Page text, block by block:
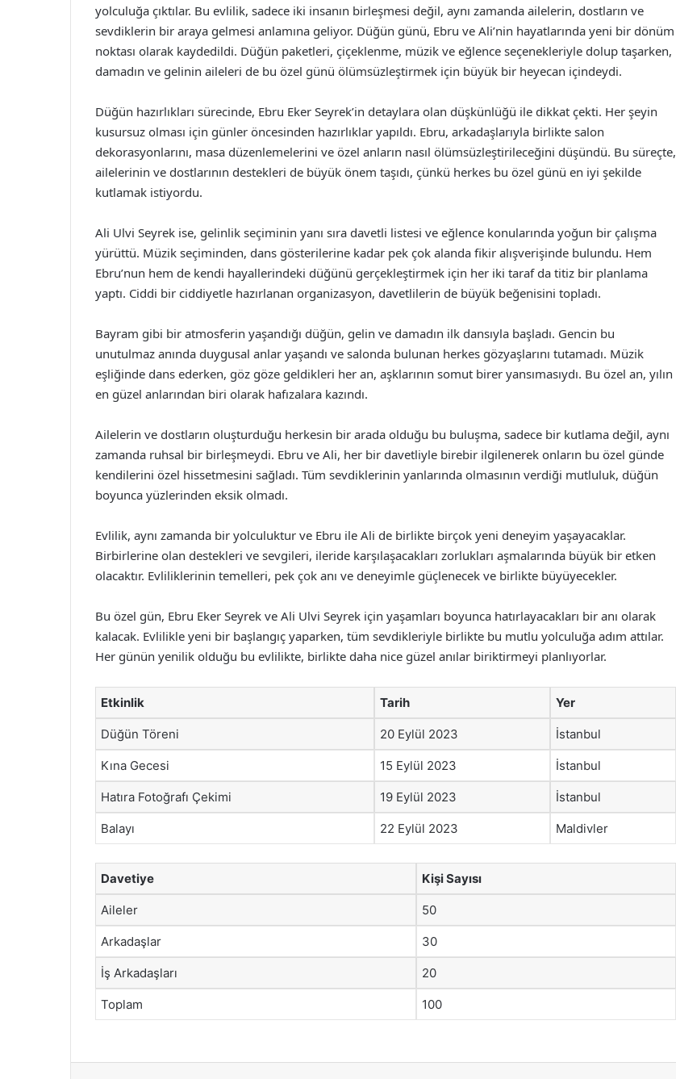
yolculuğa çıktılar. Bu evlilik, sadece iki insanın birleşmesi değil, aynı zamanda ailelerin, dostların ve
sevdiklerin bir araya gelmesi anlamına geliyor. Düğün günü, Ebru ve Ali’nin hayatlarında yeni bir dönüm
noktası olarak kaydedildi. Düğün paketleri, çiçeklenme, müzik ve eğlence seçenekleriyle dolup taşarken,
damadın ve gelinin aileleri de bu özel günü ölümsüzleştirmek için büyük bir heyecan içindeydi.
Düğün hazırlıkları sürecinde, Ebru Eker Seyrek’in detaylara olan düşkünlüğü ile dikkat çekti. Her şeyin
kusursuz olması için günler öncesinden hazırlıklar yapıldı. Ebru, arkadaşlarıyla birlikte salon
dekorasyonlarını, masa düzenlemelerini ve özel anların nasıl ölümsüzleştirileceğini düşündü. Bu süreçte,
ailelerinin ve dostlarının destekleri de büyük önem taşıdı, çünkü herkes bu özel günü en iyi şekilde
kutlamak istiyordu.
Ali Ulvi Seyrek ise, gelinlik seçiminin yanı sıra davetli listesi ve eğlence konularında yoğun bir çalışma
yürüttü. Müzik seçiminden, dans gösterilerine kadar pek çok alanda fikir alışverişinde bulundu. Hem
Ebru’nun hem de kendi hayallerindeki düğünü gerçekleştirmek için her iki taraf da titiz bir planlama
yaptı. Ciddi bir ciddiyetle hazırlanan organizasyon, davetlilerin de büyük beğenisini topladı.
Bayram gibi bir atmosferin yaşandığı düğün, gelin ve damadın ilk dansıyla başladı. Gencin bu
unutulmaz anında duygusal anlar yaşandı ve salonda bulunan herkes gözyaşlarını tutamadı. Müzik
eşliğinde dans ederken, göz göze geldikleri her an, aşklarının somut birer yansımasıydı. Bu özel an, yılın
en güzel anlarından biri olarak hafızalara kazındı.
Ailelerin ve dostların oluşturduğu herkesin bir arada olduğu bu buluşma, sadece bir kutlama değil, aynı
zamanda ruhsal bir birleşmeydi. Ebru ve Ali, her bir davetliyle birebir ilgilenerek onların bu özel günde
kendilerini özel hissetmesini sağladı. Tüm sevdiklerinin yanlarında olmasının verdiği mutluluk, düğün
boyunca yüzlerinden eksik olmadı.
Evlilik, aynı zamanda bir yolculuktur ve Ebru ile Ali de birlikte birçok yeni deneyim yaşayacaklar.
Birbirlerine olan destekleri ve sevgileri, ileride karşılaşacakları zorlukları aşmalarında büyük bir etken
olacaktır. Evliliklerinin temelleri, pek çok anı ve deneyimle güçlenecek ve birlikte büyüyecekler.
Bu özel gün, Ebru Eker Seyrek ve Ali Ulvi Seyrek için yaşamları boyunca hatırlayacakları bir anı olarak
kalacak. Evlilikle yeni bir başlangıç yaparken, tüm sevdikleriyle birlikte bu mutlu yolculuğa adım attılar.
Her günün yenilik olduğu bu evlilikte, birlikte daha nice güzel anılar biriktirmeyi planlıyorlar.
Etkinlik Tarih Yer
Düğün Töreni 20 Eylül 2023 İstanbul
Kına Gecesi 15 Eylül 2023 İstanbul
Hatıra Fotoğrafı Çekimi 19 Eylül 2023 İstanbul
Balayı 22 Eylül 2023 Maldivler
Davetiye Kişi Sayısı
Aileler 50
Arkadaşlar 30
İş Arkadaşları 20
Toplam 100